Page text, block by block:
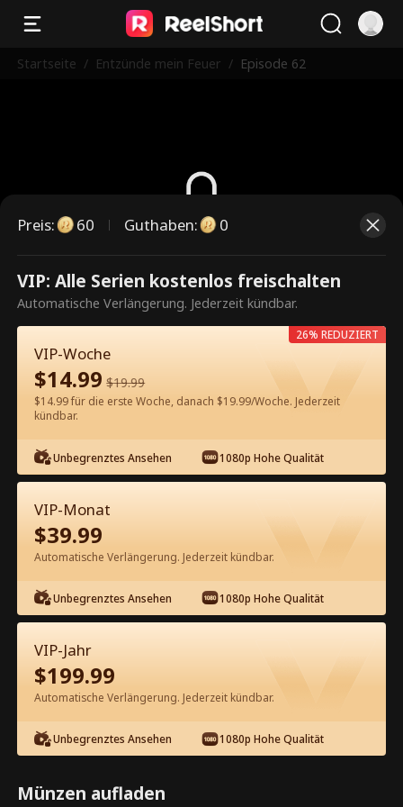
Startseite / Entzünde mein Feuer / Episode 62
Dies ist eine kostenpflichtige
Episode. Bitte entsperren, um
weiterzusehen.
60Jetzt entsperren
Kostenlos in der App ansehen
Episode 62 - Entzünde mein Feuer
Kompletter Film
0-49 50-72
62 63 65 66
Preis: 60 Guthaben: 0
VIP: Alle Serien kostenlos freischalten
Automatische Verlängerung. Jederzeit kündbar.
VIP-Woche
$14.99 $19.99
$14.99 für die erste Woche, danach $19.99/Woche. Jederzeit
kündbar.
Unbegrenztes Ansehen 1080p Hohe Qualität
26% REDUZIERT
VIP-Monat
$39.99
Automatische Verlängerung. Jederzeit kündbar.
Unbegrenztes Ansehen 1080p Hohe Qualität
VIP-Jahr
$199.99
Automatische Verlängerung. Jederzeit kündbar.
Unbegrenztes Ansehen 1080p Hohe Qualität
Münzen aufladen